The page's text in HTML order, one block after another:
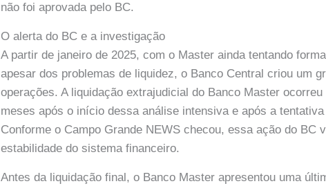
não foi aprovada pelo BC.
O alerta do BC e a investigação
A partir de janeiro de 2025, com o Master ainda tentando
apesar dos problemas de liquidez, o Banco Central criou um
operações. A liquidação extrajudicial do Banco Master
meses após o início dessa análise intensiva e após a
Conforme o Campo Grande NEWS checou, essa ação do BC
estabilidade do sistema financeiro.
Antes da liquidação final, o Banco Master apresentou uma